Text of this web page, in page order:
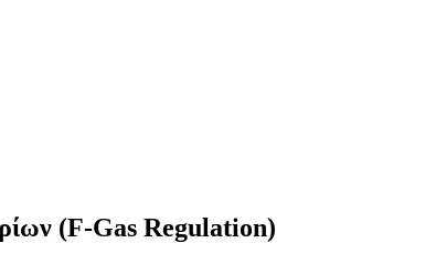
(F-Gas Regulation)